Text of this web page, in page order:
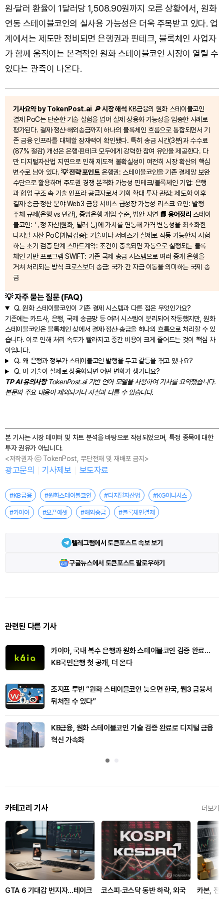
원·달러 환율이 1달러당 1,508.90원까지 오른 상황에서, 원화
연동 스테이블코인의 실사용 가능성은 더욱 주목받고 있다. 업
계에서는 제도만 정비되면 은행권과 핀테크, 블록체인 사업자
가 함께 움직이는 본격적인 원화 스테이블코인 시장이 열릴 수
있다는 관측이 나온다.
기사요약 by TokenPost.ai 🔎 시장 해석 KB금융의 원화 스테이블코인
결제 PoC는 단순한 기술 실험을 넘어 실제 상용화 가능성을 입증한 사례로
평가된다. 결제·정산·해외송금까지 하나의 블록체인 흐름으로 통합되면서 기
존 금융 인프라를 대체할 잠재력이 확인됐다. 특히 송금 시간(3분)과 수수료
(87% 절감) 개선은 은행·핀테크 모두에게 강력한 참여 유인을 제공한다. 다
만 디지털자산법 지연으로 인해 제도적 불확실성이 여전히 시장 확산의 핵심
변수로 남아 있다.💡 전략 포인트은행권: 스테이블코인을 기존 결제망 보완
수단으로 활용하며 주도권 경쟁 본격화 가능성 핀테크/블록체인 기업: 은행
과 협업 구조 속 기술 인프라 공급자로서 기회 확대 투자 관점: 제도화 이후
결제·송금·정산 분야 Web3 금융 서비스 급성장 가능성 리스크 요인: 발행
주체 규제(은행 vs 민간), 중앙은행 개입 수준, 법안 지연 📘 용어정리 스테이
블코인: 특정 자산(원화, 달러 등)에 가치를 연동해 가격 변동성을 최소화한
디지털 자산 PoC(개념검증): 기술이나 서비스가 실제로 작동 가능한지 시험
하는 초기 검증 단계 스마트계약: 조건이 충족되면 자동으로 실행되는 블록
체인 기반 프로그램 SWIFT: 기존 국제 송금 시스템으로 여러 중개 은행을
거쳐 처리되는 방식 크로스보더 송금: 국가 간 자금 이동을 의미하는 국제 송
금
💡 자주 묻는 질문 (FAQ)
Q. 원화 스테이블코인이 기존 결제 시스템과 다른 점은 무엇인가요?
기존에는 카드사, 은행, 국제 송금망 등 여러 시스템이 분리되어 작동했지만, 원화
스테이블코인은 블록체인 상에서 결제·정산·송금을 하나의 흐름으로 처리할 수 있
습니다. 이로 인해 처리 속도가 빨라지고 중간 비용이 크게 줄어드는 것이 핵심 차
이입니다.
Q. 왜 은행과 정부가 스테이블코인 발행을 두고 갈등을 겪고 있나요?
Q. 이 기술이 실제로 상용화되면 어떤 변화가 생기나요?
TP AI 유의사항TokenPost.ai 기반 언어 모델을 사용하여 기사를 요약했습니다.
본문의 주요 내용이 제외되거나 사실과 다를 수 있습니다.
본 기사는 시장 데이터 및 차트 분석을 바탕으로 작성되었으며, 특정 종목에 대한
투자 권유가 아닙니다.
<저작권자 ⓒ TokenPost, 무단전재 및 재배포 금지>
광고문의 기사제보 보도자료
#KB금융 #원화스테이블코인 #디지털자산법 #KG이니시스
#카이아 #오픈에셋 #해외송금 #블록체인결제
텔레그램에서 토큰포스트 속보 보기
구글뉴스에서 토큰포스트 팔로우하기
관련된 다른 기사
카이아, 국내 복수 은행과 원화 스테이블코인 검증 완료…
KB국민은행 첫 공개, 더 온다
조지프 루빈 “원화 스테이블코인 늦으면 한국, 웹3 금융서
뒤처질 수 있다”
KB금융, 원화 스테이블코인 기술 검증 완료로 디지털 금융
혁신 가속화
카테고리 기사 더보기
GTA 6 기대감 번지자…테이크
코스피·코스닥 동반 하락, 외국
카본, 전